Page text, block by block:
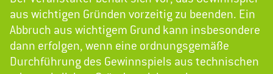
aus wichtigen Gründen vorzeitig zu beenden. Ein
Abbruch aus wichtigem Grund kann insbesondere
dann erfolgen, wenn eine ordnungsgemäße
Durchführung des Gewinnspiels aus technischen